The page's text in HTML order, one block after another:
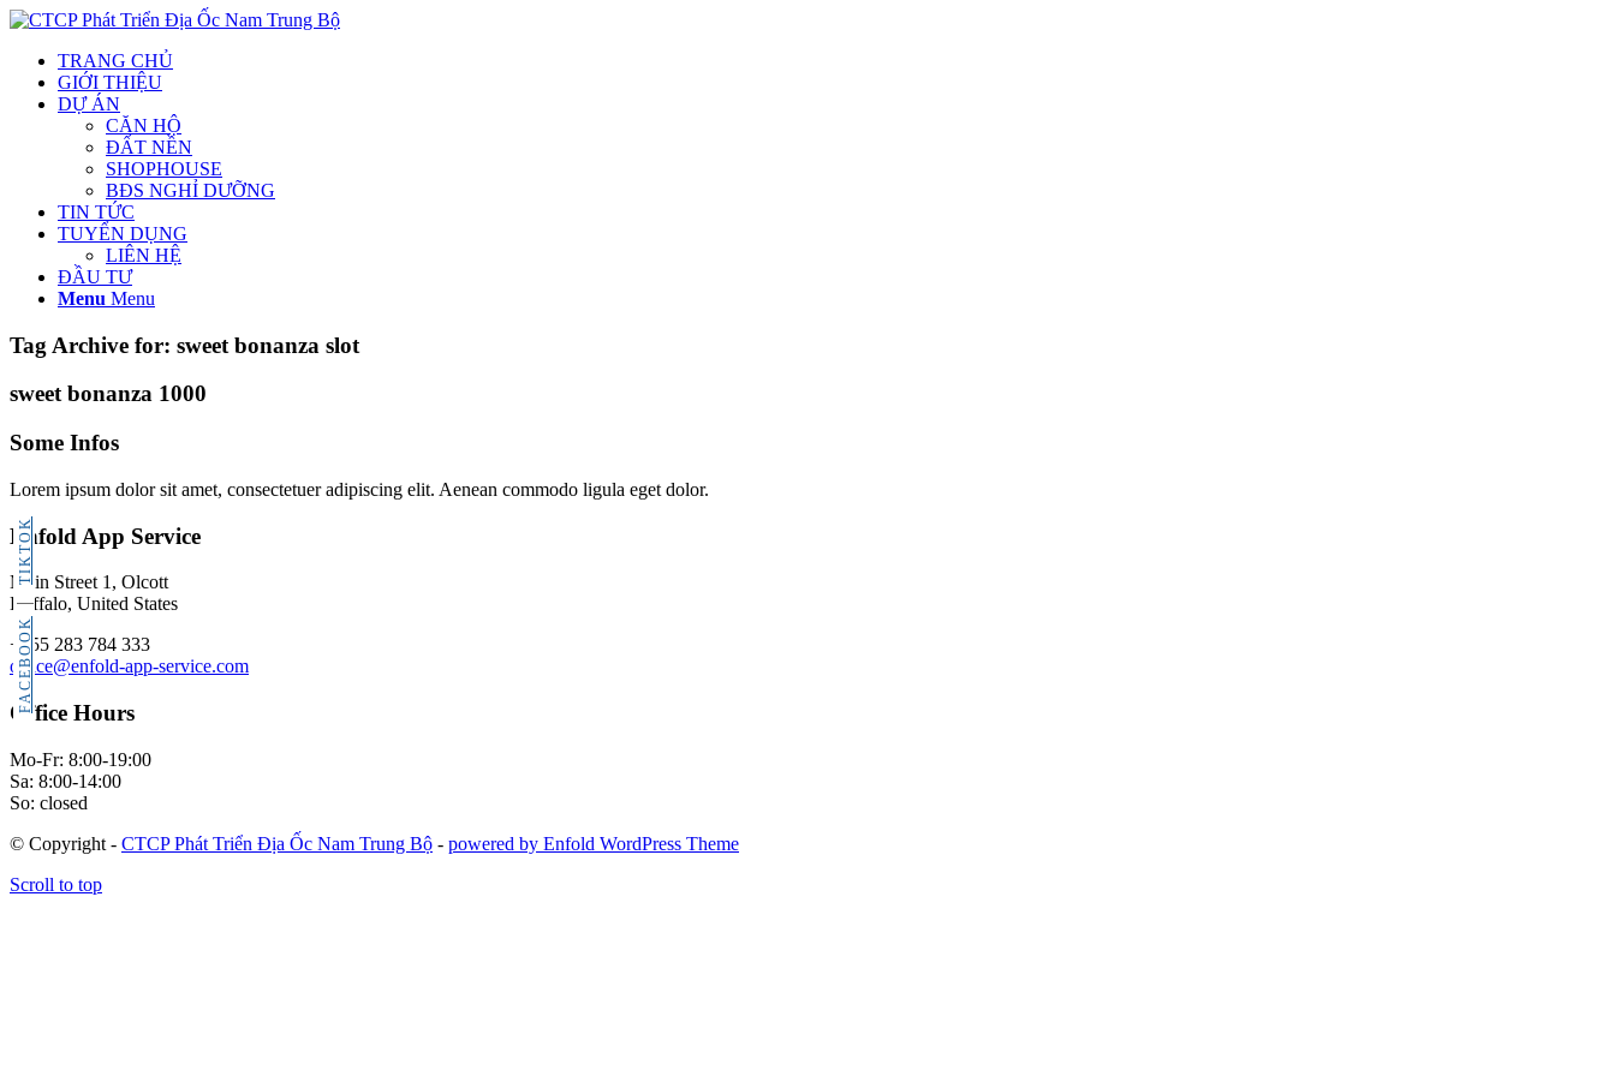
FACEBOOK
TIKTOK
TRANG CHỦ
GIỚI THIỆU
DỰ ÁN
CĂN HỘ
ĐẤT NỀN
SHOPHOUSE
BĐS NGHỈ DƯỠNG
TIN TỨC
TUYỂN DỤNG
LIÊN HỆ
ĐẦU TƯ
Menu Menu
Tag Archive for: sweet bonanza slot
sweet bonanza 1000
Some Infos
Lorem ipsum dolor sit amet, consectetuer adipiscing elit. Aenean commodo ligula eget dolor.
Enfold App Service
Main Street 1, Olcott
Buffalo, United States
+555 283 784 333
office@enfold-app-service.com
Office Hours
Mo-Fr: 8:00-19:00
Sa: 8:00-14:00
So: closed
© Copyright - CTCP Phát Triển Địa Ốc Nam Trung Bộ - powered by Enfold WordPress Theme
Scroll to top